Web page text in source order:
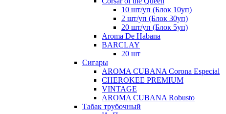
10 шт/уп (Блок 10уп)
2 шт/уп (Блок 30уп)
20 шт/уп (Блок 5уп)
Aroma De Habana
BARCLAY
20 шт
Сигары
AROMA CUBANA Corona Especial
CHEROKEE PREMIUM
VINTAGE
AROMA CUBANA Robusto
Табак трубочный